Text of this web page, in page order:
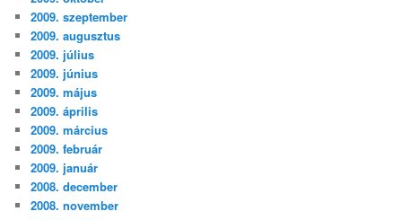
2009. szeptember
2009. augusztus
2009. július
2009. június
2009. május
2009. április
2009. március
2009. február
2009. január
2008. december
2008. november